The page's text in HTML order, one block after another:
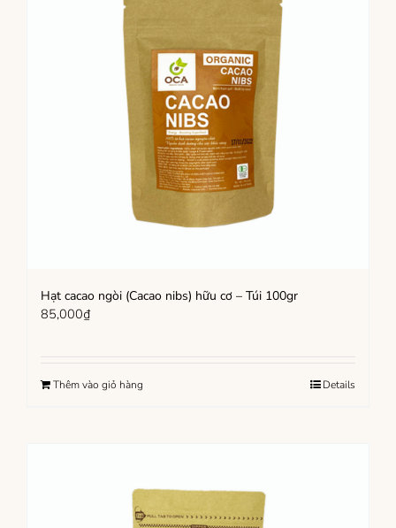
Hạt cacao ngòi (Cacao nibs) hữu cơ – Túi 100gr
85,000₫
Thêm vào giỏ hàng Details